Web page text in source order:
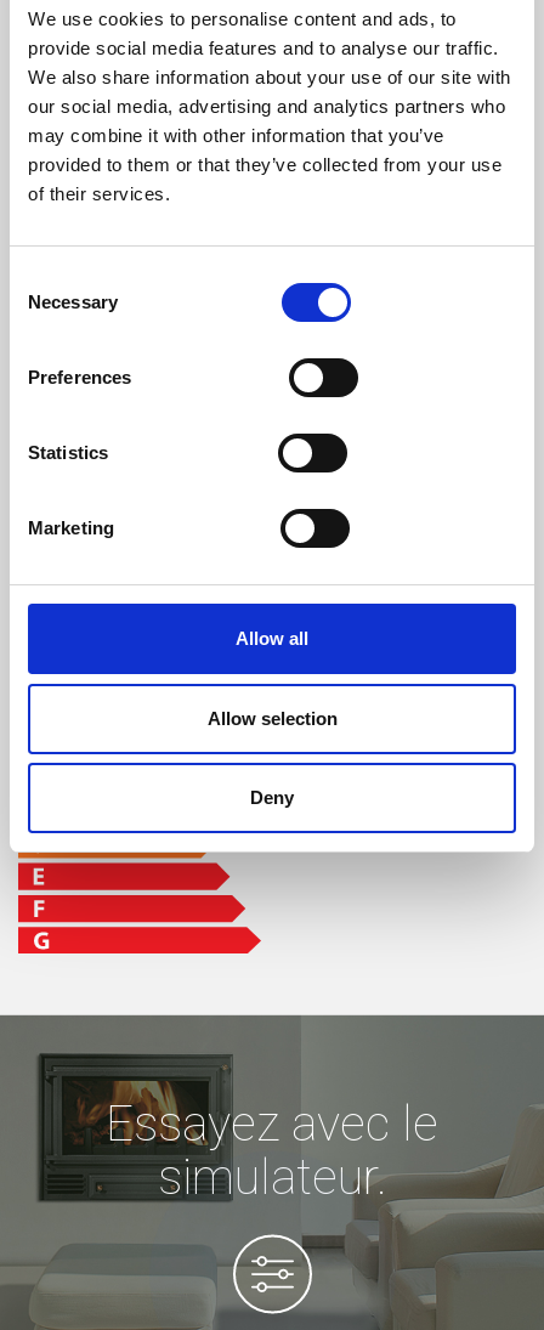
We use cookies to personalise content and ads, to
provide social media features and to analyse our traffic.
We also share information about your use of our site with
our social media, advertising and analytics partners who
may combine it with other information that you’ve
provided to them or that they’ve collected from your use
of their services.
Selection
Necessary
Preferences
Statistics
Marketing
Allow all
Allow selection
Deny
Température Min Gaz (ºC)
Poids (kg) 82,6
Sortie Des Fumées (mm)
Rendement
96 %
Puissance
nominale
8 kW
Essayez avec le
simulateur.